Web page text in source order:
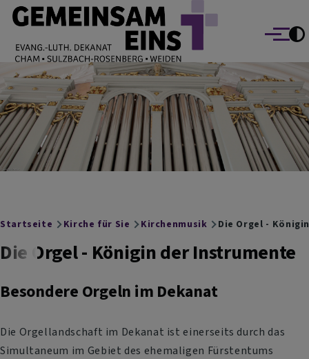
Direkt zum Inhalt
EVANG.-LUTH. DEKANAT GEMEINSAM EINS
Cham Sulzbach-Rosenberg Weiden
Menü
Breadcrumb
Startseite Kirche für Sie Kirchenmusik Die Orgel -
Die Orgel - Königin der Instrumente
Besondere Orgeln im Dekanat
Die Orgellandschaft im Dekanat ist einerseits durch das
Simultaneum im Gebiet des ehemaligen Fürstentums